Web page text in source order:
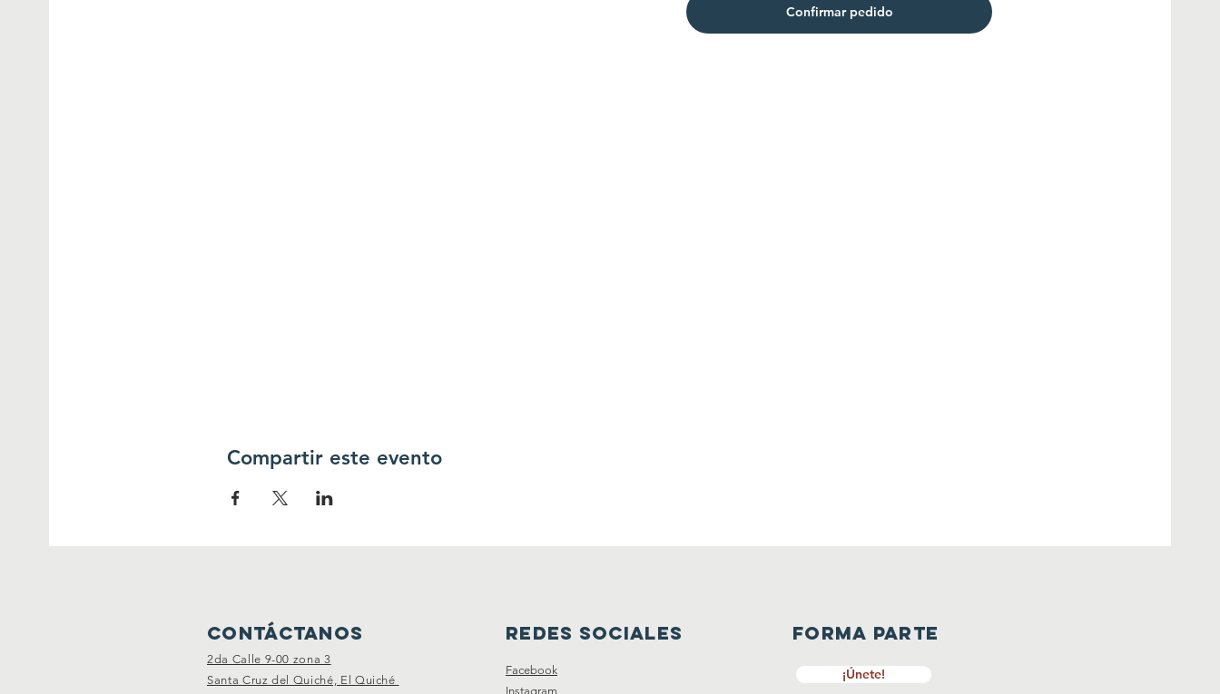
Confirmar pedido
Compartir este evento
CONTÁCTANOS
2da Calle 9-00 zona 3
Santa Cruz del Quiché, El Quiché
redes sociales
Facebook
Instagram
forma parte
¡Únete!